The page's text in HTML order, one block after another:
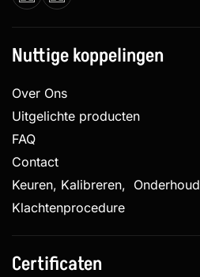
Nuttige koppelingen
Over Ons
Uitgelichte producten
FAQ
Contact
Keuren, Kalibreren, Onderhoud
Klachtenprocedure
Certificaten